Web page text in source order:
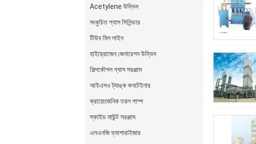
Acetylene উদ্ভিদ
সংকুচিত গ্যাস সিলিন্ডার
টিউব মিল লাইন
হাইড্রোজেন জেনারেশন উদ্ভিদ
শিল্পকৌশল গ্যাস সরঞ্জাম
আইএসও ট্যাঙ্ক কনটেইনার
ক্রায়োজেনিক তরল পাম্প
স্কাইড মাউন্ট সরঞ্জাম
এলএনজি ভ্যাপারাইজার